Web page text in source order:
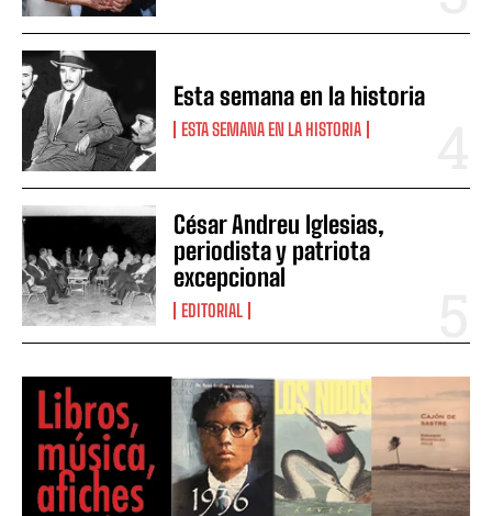
Esta semana en la historia
ESTA SEMANA EN LA HISTORIA
César Andreu Iglesias,
periodista y patriota
excepcional
EDITORIAL